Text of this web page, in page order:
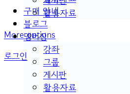
활용자료
More options
로그인
구매 안내
블로그
멤버십
강좌
그룹
게시판
활용자료